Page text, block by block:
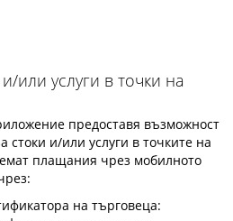
или услуги в точки на
предоставя възможност
стоки и/или услуги в точките на
плащания чрез мобилното
на търговеца: